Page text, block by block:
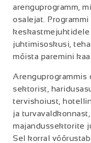
arenguprogramm,
osalejat.
keskastmejuhtidele
juhtimisoskusi,
mõista paremini
Arenguprogrammis
sektorist,
tervishoiust,
ja
majandussektorite
Sel korral